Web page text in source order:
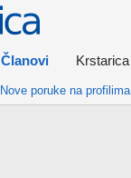
Članovi Krstarica
Nove poruke na profilima